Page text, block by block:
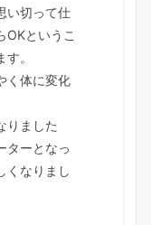
い切って仕
OKというこ
。
く体に変化
りました
ターとなっ
くなりまし